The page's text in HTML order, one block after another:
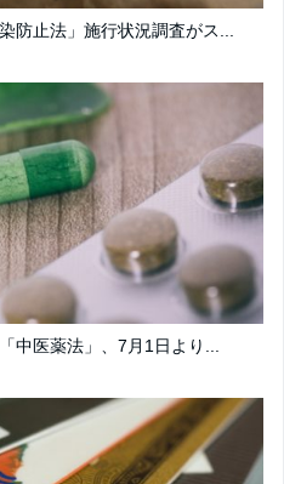
防止法」施行状況調査がス...
中医薬法」、7月1日より...